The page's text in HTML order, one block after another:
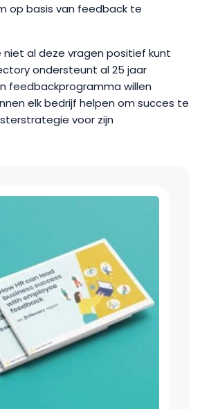
op basis van feedback te
niet al deze vragen positief kunt
ondersteunt al 25 jaar
feedbackprogramma willen
elk bedrijf helpen om succes te
voor zijn